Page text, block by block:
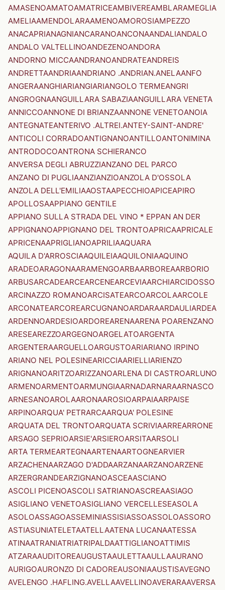
AMASENOAMATOAMATRICEAMBIVEREAMBLARAMEGLIA
AMELIAAMENDOLARAAMENOAMOROSIAMPEZZO
ANACAPRIANAGNIANCARANOANCONAANDALIANDALO
ANDALO VALTELLINOANDEZENOANDORA
ANDORNO MICCAANDRANOANDRATEANDREIS
ANDRETTAANDRIAANDRIANO .ANDRIAN.ANELAANFO
ANGERAANGHIARIANGIARIANGOLO TERMEANGRI
ANGROGNAANGUILLARA SABAZIAANGUILLARA VENETA
ANNICCOANNONE DI BRIANZAANNONE VENETOANOIA
ANTEGNATEANTERIVO .ALTREI.ANTEY-SAINT-ANDRE'
ANTICOLI CORRADOANTIGNANOANTILLOANTONIMINA
ANTRODOCOANTRONA SCHIERANCO
ANVERSA DEGLI ABRUZZIANZANO DEL PARCO
ANZANO DI PUGLIAANZIANZIOANZOLA D'OSSOLA
ANZOLA DELL'EMILIAAOSTAAPECCHIOAPICEAPIRO
APOLLOSAAPPIANO GENTILE
APPIANO SULLA STRADA DEL VINO * EPPAN AN DER
APPIGNANOAPPIGNANO DEL TRONTOAPRICAAPRICALE
APRICENAAPRIGLIANOAPRILIAAQUARA
AQUILA D'ARROSCIAAQUILEIAAQUILONIAAQUINO
ARADEOARAGONAARAMENGOARBAARBOREAARBORIO
ARBUSARCADEARCEARCENEARCEVIAARCHIARCIDOSSO
ARCINAZZO ROMANOARCISATEARCOARCOLAARCOLE
ARCONATEARCOREARCUGNANOARDARAARDAULIARDEA
ARDENNOARDESIOARDOREARENAARENA POARENZANO
ARESEAREZZOARGEGNOARGELATOARGENTA
ARGENTERAARGUELLOARGUSTOARIARIANO IRPINO
ARIANO NEL POLESINEARICCIAARIELLIARIENZO
ARIGNANOARITZOARIZZANOARLENA DI CASTROARLUNO
ARMENOARMENTOARMUNGIAARNADARNARAARNASCO
ARNESANOAROLAARONAAROSIOARPAIAARPAISE
ARPINOARQUA' PETRARCAARQUA' POLESINE
ARQUATA DEL TRONTOARQUATA SCRIVIAARREARRONE
ARSAGO SEPRIOARSIE'ARSIEROARSITAARSOLI
ARTA TERMEARTEGNAARTENAARTOGNEARVIER
ARZACHENAARZAGO D'ADDAARZANAARZANOARZENE
ARZERGRANDEARZIGNANOASCEAASCIANO
ASCOLI PICENOASCOLI SATRIANOASCREAASIAGO
ASIGLIANO VENETOASIGLIANO VERCELLESEASOLA
ASOLOASSAGOASSEMINIASSISIASSOASSOLOASSORO
ASTIASUNIATELETAATELLAATENA LUCANAATESSA
ATINAATRANIATRIATRIPALDAATTIGLIANOATTIMIS
ATZARAAUDITOREAUGUSTAAULETTAAULLAAURANO
AURIGOAURONZO DI CADOREAUSONIAAUSTISAVEGNO
AVELENGO .HAFLING.AVELLAAVELLINOAVERARAAVERSA